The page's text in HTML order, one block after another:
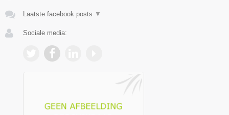
Laatste facebook posts ▼
Sociale media: